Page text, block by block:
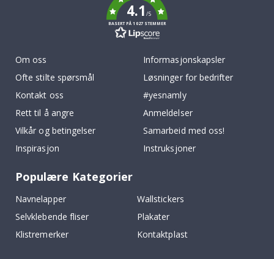
4.1/5
BASERT PÅ 1027 STEMMER
Om oss
Ofte stilte spørsmål
Kontakt oss
Rett til å angre
Vilkår og betingelser
Inspirasjon
Informasjonskapsler
Løsninger for bedrifter
#yesnamly
Anmeldelser
Samarbeid med oss!
Instruksjoner
Populære Kategorier
Navnelapper
Wallstickers
Selvklebende fliser
Plakater
Klistremerker
Kontaktplast